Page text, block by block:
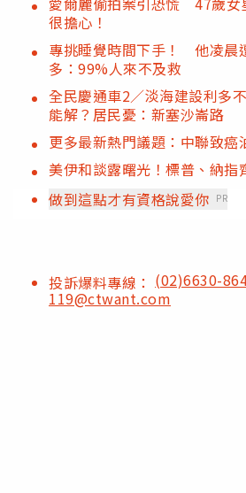
很擔心！
專挑睡覺時間下手！ 他凌晨
多：99%人來不及救
全民慶通車2／淡海建設利多
能解？居民憂：新塞沙崙路
更多最新熱門議題：中聯致癌
美伊和談露曙光！標普、納指
做到這點才有資格說愛你 PR
投訴爆料專線： (02)6630-
119@ctwant.com